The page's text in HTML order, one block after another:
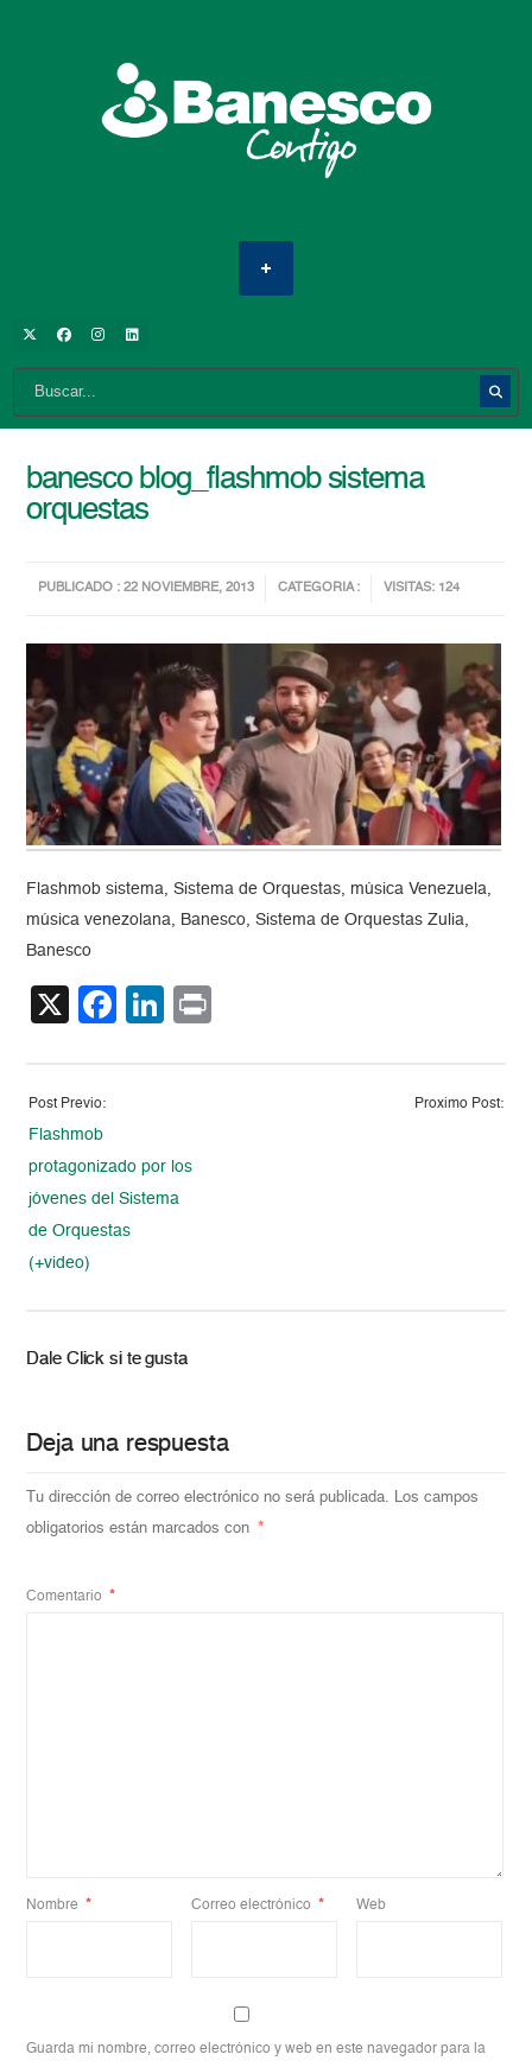
banesco blog_flashmob sistema
orquestas
PUBLICADO : 22 NOVIEMBRE, 2013 CATEGORIA : VISITAS: 124
Flashmob sistema, Sistema de Orquestas, música Venezuela,
música venezolana, Banesco, Sistema de Orquestas Zulia,
Banesco
X Facebook
LinkedIn
Post Previo:
Flashmob
protagonizado por los
jóvenes del Sistema
de Orquestas
(+video)
Proximo Post:
Dale Click si te gusta
Deja una respuesta
Tu dirección de correo electrónico no será publicada. Los campos
obligatorios están marcados con
*
Comentario *
Nombre * Correo electrónico * Web
Guarda mi nombre, correo electrónico y web en este navegador para la